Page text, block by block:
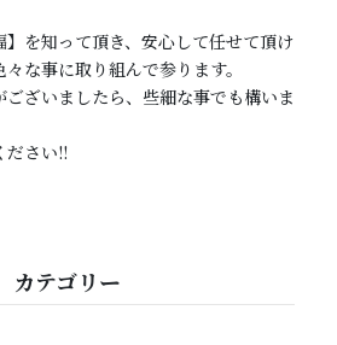
を知って頂き、安心して任せて頂け
な事に取り組んで参ります。
ざいましたら、些細な事でも構いま
ださい!!
カテゴリー